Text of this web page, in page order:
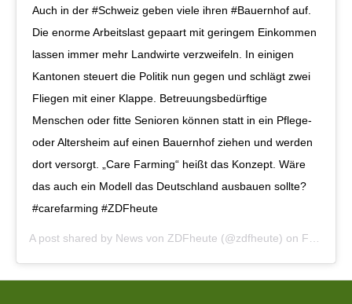
Auch in der #Schweiz geben viele ihren #Bauernhof auf.
Die enorme Arbeitslast gepaart mit geringem Einkommen
lassen immer mehr Landwirte verzweifeln. In einigen
Kantonen steuert die Politik nun gegen und schlägt zwei
Fliegen mit einer Klappe. Betreuungsbedürftige
Menschen oder fitte Senioren können statt in ein Pflege-
oder Altersheim auf einen Bauernhof ziehen und werden
dort versorgt. „Care Farming“ heißt das Konzept. Wäre
das auch ein Modell das Deutschland ausbauen sollte?
#carefarming #ZDFheute
A post shared by News von ZDFheute (@zdfheute) on Feb 2, 2020 at 1:22am PST